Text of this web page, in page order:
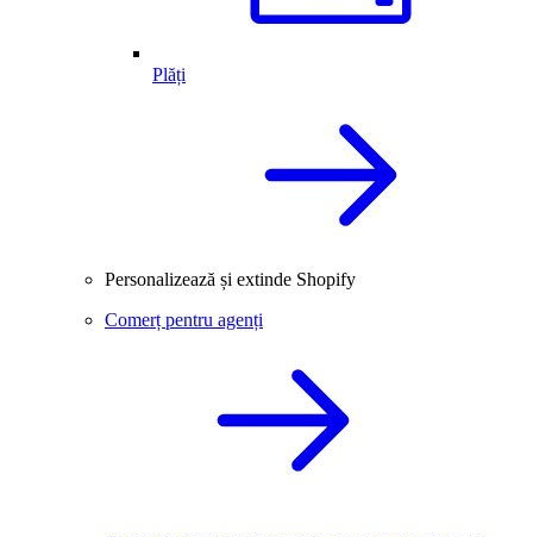
Plăți
Personalizează și extinde Shopify
Comerț pentru agenți